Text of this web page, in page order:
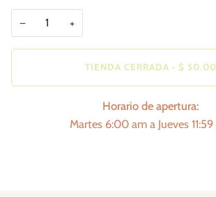
− +
TIENDA CERRADA • $ 50.00
Horario de apertura:
Martes 6:00 am a Jueves